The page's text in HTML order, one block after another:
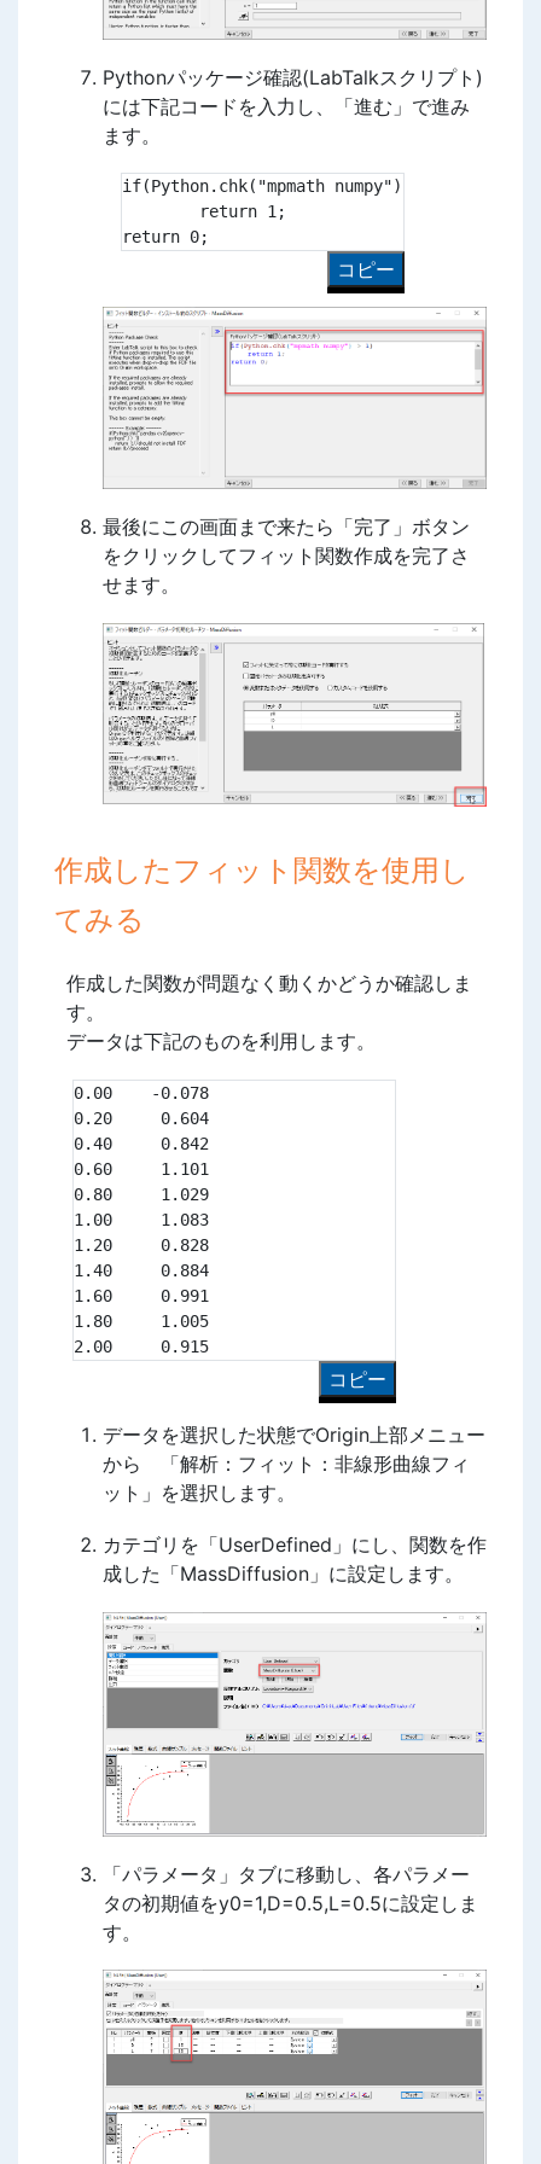
Pythonパッケージ確認(LabTalkスクリプト)
には下記コードを入力し、「進む」で進み
ます。
if(Python.chk("mpmath numpy") > 1)
return 0;
コピー
最後にこの画面まで来たら「完了」ボタン
をクリックしてフィット関数作成を完了さ
せます。
作成したフィット関数を使用し
てみる
作成した関数が問題なく動くかどうか確認しま
す。
データは下記のものを利用します。
0.00	-0.078
0.20	 0.604
0.40	 0.842
0.60	 1.101
0.80	 1.029
1.00	 1.083
1.20	 0.828
1.40	 0.884
1.60	 0.991
1.80	 1.005
2.00	 0.915
コピー
データを選択した状態でOrigin上部メニュー
から 「解析：フィット：非線形曲線フィ
ット」を選択します。
カテゴリを「UserDefined」にし、関数を作
成した「MassDiffusion」に設定します。
「パラメータ」タブに移動し、各パラメー
タの初期値をy0=1,D=0.5,L=0.5に設定しま
す。